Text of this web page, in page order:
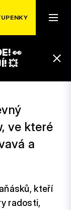
👀
💥
ve které
a
kteří
radosti,